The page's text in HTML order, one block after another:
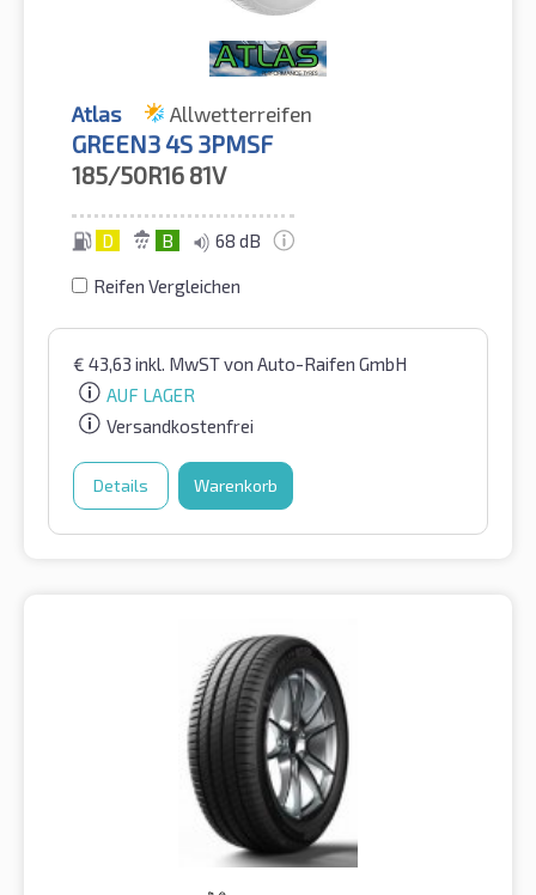
Atlas Allwetterreifen
GREEN3 4S 3PMSF
185/50R16 81V
D B 68 dB
Reifen Vergleichen
€ 43,63 inkl. MwSTvon Auto-Raifen GmbH
AUF LAGER
Versandkostenfrei
Details Warenkorb